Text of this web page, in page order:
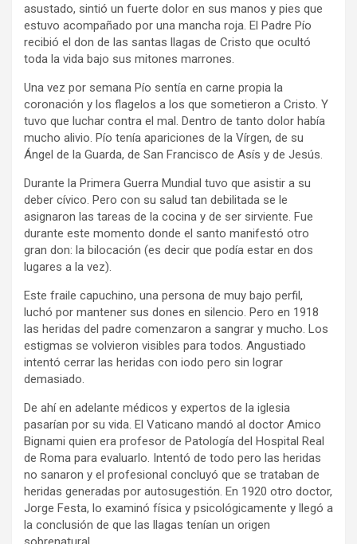
asustado, sintió un fuerte dolor en sus manos y pies que
estuvo acompañado por una mancha roja. El Padre Pío
recibió el don de las santas llagas de Cristo que ocultó
toda la vida bajo sus mitones marrones.
Una vez por semana Pío sentía en carne propia la
coronación y los flagelos a los que sometieron a Cristo. Y
tuvo que luchar contra el mal. Dentro de tanto dolor había
mucho alivio. Pío tenía apariciones de la Vírgen, de su
Ángel de la Guarda, de San Francisco de Asís y de Jesús.
Durante la Primera Guerra Mundial tuvo que asistir a su
deber cívico. Pero con su salud tan debilitada se le
asignaron las tareas de la cocina y de ser sirviente. Fue
durante este momento donde el santo manifestó otro
gran don: la bilocación (es decir que podía estar en dos
lugares a la vez).
Este fraile capuchino, una persona de muy bajo perfil,
luchó por mantener sus dones en silencio. Pero en 1918
las heridas del padre comenzaron a sangrar y mucho. Los
estigmas se volvieron visibles para todos. Angustiado
intentó cerrar las heridas con iodo pero sin lograr
demasiado.
De ahí en adelante médicos y expertos de la iglesia
pasarían por su vida. El Vaticano mandó al doctor Amico
Bignami quien era profesor de Patología del Hospital Real
de Roma para evaluarlo. Intentó de todo pero las heridas
no sanaron y el profesional concluyó que se trataban de
heridas generadas por autosugestión. En 1920 otro doctor,
Jorge Festa, lo examinó física y psicológicamente y llegó a
la conclusión de que las llagas tenían un origen